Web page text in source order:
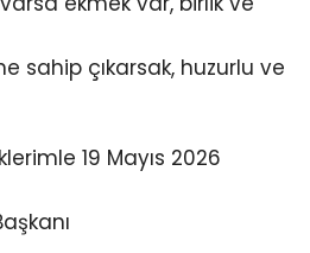
sahip çıkarsak, huzurlu ve
19 Mayıs 2026